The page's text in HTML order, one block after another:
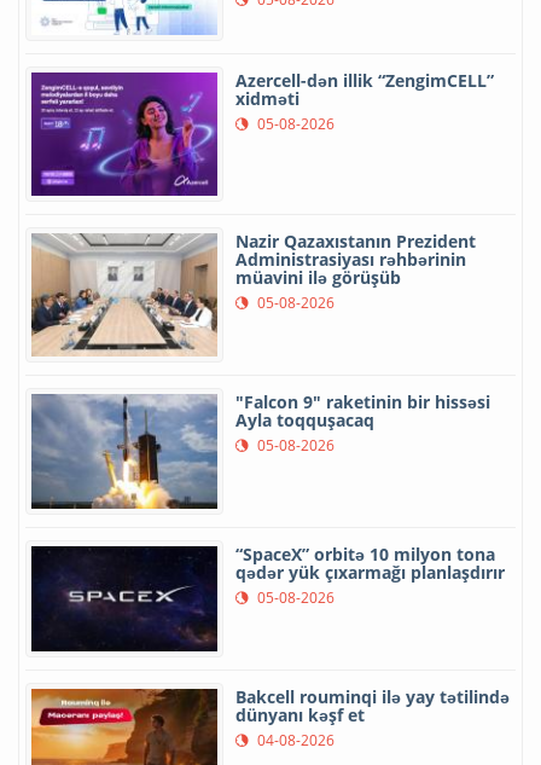
Azercell-dən illik “ZengimCELL”
xidməti
05-08-2026
Nazir Qazaxıstanın Prezident
Administrasiyası rəhbərinin
müavini ilə görüşüb
05-08-2026
"Falcon 9" raketinin bir hissəsi
Ayla toqquşacaq
05-08-2026
“SpaceX” orbitə 10 milyon tona
qədər yük çıxarmağı planlaşdırır
05-08-2026
Bakcell rouminqi ilə yay tətilində
dünyanı kəşf et
04-08-2026